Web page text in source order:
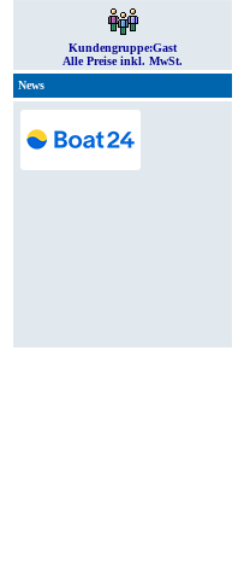
Kundengruppe:Gast
Alle Preise inkl. MwSt.
News